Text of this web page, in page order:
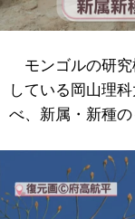
モンゴルの研究
している岡山理
べ、新属・新種の